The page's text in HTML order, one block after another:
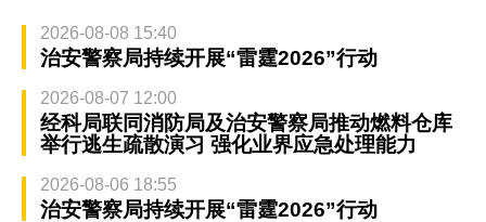
2026-08-08 15:40
治安警察局持续开展“雷霆2026”行动
2026-08-07 12:00
经科局联同消防局及治安警察局推动燃料仓库
举行逃生疏散演习 强化业界应急处理能力
2026-08-06 18:55
治安警察局持续开展“雷霆2026”行动